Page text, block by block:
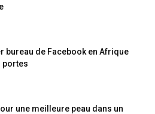
bureau de Facebook en Afrique
portes
une meilleure peau dans un